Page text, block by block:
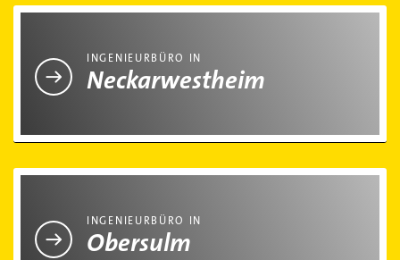
INGENIEURBÜRO IN
Neckarwestheim
INGENIEURBÜRO IN
Obersulm